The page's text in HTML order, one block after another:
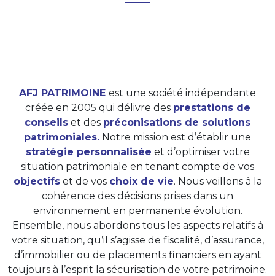
AFJ PATRIMOINE est une société indépendante
créée en 2005 qui délivre des prestations de
conseils et des préconisations de solutions
patrimoniales. Notre mission est d’établir une
stratégie personnalisée et d’optimiser votre
situation patrimoniale en tenant compte de vos
objectifset de vos choix de vie. Nous veillons à la
cohérence des décisions prises dans un
environnement en permanente évolution.
Ensemble, nous abordons tous les aspects relatifs à
votre situation, qu’il s’agisse de fiscalité, d’assurance,
d’immobilier ou de placements financiers en ayant
toujours à l’esprit la sécurisation de votre patrimoine.